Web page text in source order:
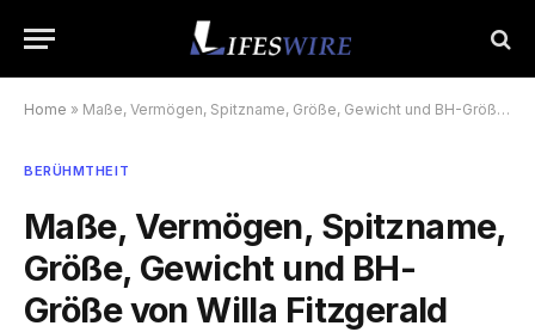
Home » Maße, Vermögen, Spitzname, Größe, Gewicht und BH-Größe von Willa Fitzgerald
BERÜHMTHEIT
Maße, Vermögen, Spitzname,
Größe, Gewicht und BH-
Größe von Willa Fitzgerald